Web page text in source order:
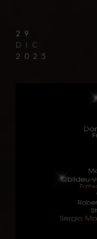
29
DIC
2025